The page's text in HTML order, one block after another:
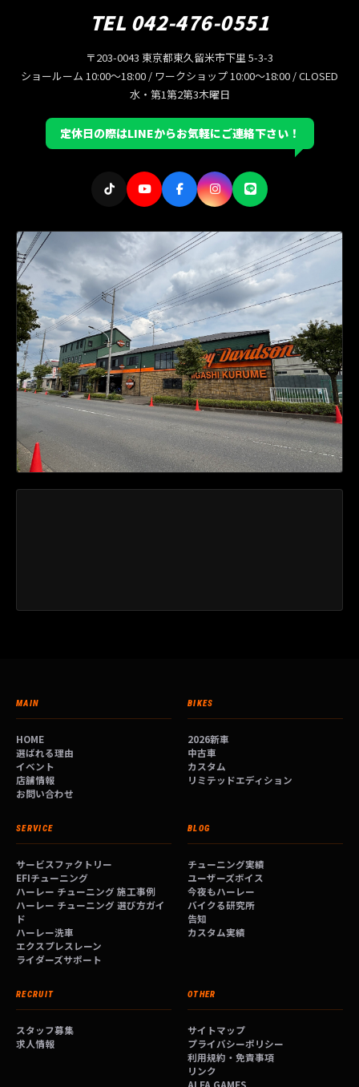
TEL 042-476-0551
〒203-0043 東京都東久留米市下里 5-3-3
ショールーム 10:00〜18:00 / ワークショップ 10:00〜18:00 / CLOSED
水・第1第2第3木曜日
定休日の際はLINEからお気軽にご連絡下さい！
MAIN
HOME
選ばれる理由
イベント
店舗情報
お問い合わせ
BIKES
2026新車
中古車
カスタム
リミテッドエディション
SERVICE
サービスファクトリー
EFIチューニング
ハーレー チューニング 施工事例
ハーレー チューニング 選び方ガイ
ド
ハーレー洗車
エクスプレスレーン
ライダーズサポート
BLOG
チューニング実績
ユーザーズボイス
今夜もハーレー
バイクる研究所
告知
カスタム実績
RECRUIT
スタッフ募集
求人情報
OTHER
サイトマップ
プライバシーポリシー
利用規約・免責事項
リンク
ALFA GAMES